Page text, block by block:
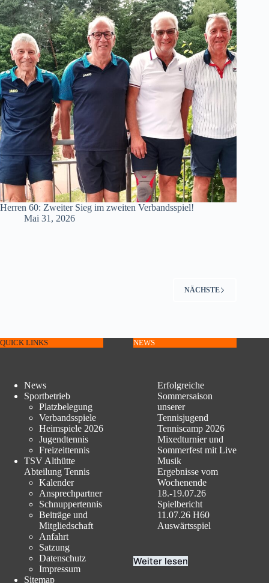
Herren 60: Zweiter Sieg im zweiten Verbandsspiel!
Mai 31, 2026
NÄCHSTE
QUICK LINKS
News
Sportbetrieb
Platzbelegung
Verbandsspiele
Heimspiele 2026
Jugendtennis
Freizeittennis
TSV Althütte
Abteilung Tennis
Kalender
Ansprechpartner
Schnuppertennis
Beiträge und
Mitgliedschaft
Anfahrt
Satzung
Datenschutz
Impressum
Sitemap
NEWS
Erfolgreiche
Sommersaison
unserer
Tennisjugend
Tenniscamp 2026
Mixedturnier und
Sommerfest mit Live
Musik
Ergebnisse vom
Wochenende
18.-19.07.26
Spielbericht
11.07.26 H60
Auswärtsspiel
Weiter lesen